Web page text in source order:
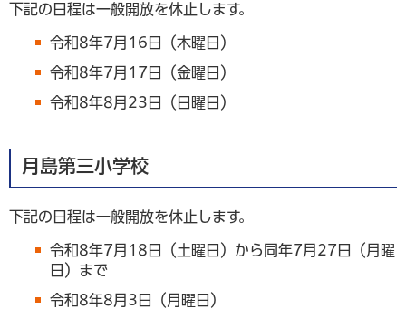
下記の日程は一般開放を休止します。
令和8年7月16日（木曜日）
令和8年7月17日（金曜日）
令和8年8月23日（日曜日）
月島第三小学校
下記の日程は一般開放を休止します。
令和8年7月18日（土曜日）から同年7月27日（月曜
日）まで
令和8年8月3日（月曜日）